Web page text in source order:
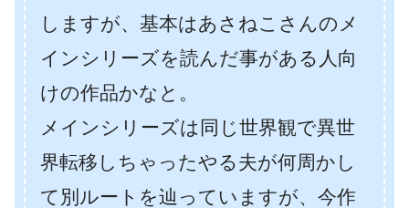
しますが、基本はあさねこさんのメ
インシリーズを読んだ事がある人向
けの作品かなと。
メインシリーズは同じ世界観で異世
界転移しちゃったやる夫が何周かし
て別ルートを辿っていますが、今作